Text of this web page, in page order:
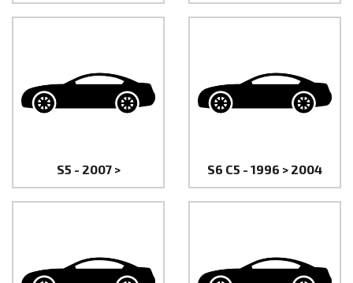
S5 - 2007 > S6 C5 - 1996 > 2004